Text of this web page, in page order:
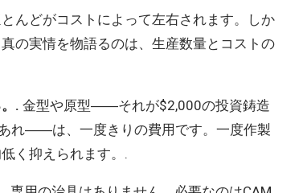
んどがコストによって左右されます。しか
の実情を物語るのは、生産数量とコストの
. 金型や原型――それが$2,000の投資鋳造
れ――は、一度きりの費用です。一度作製
く抑えられます。.